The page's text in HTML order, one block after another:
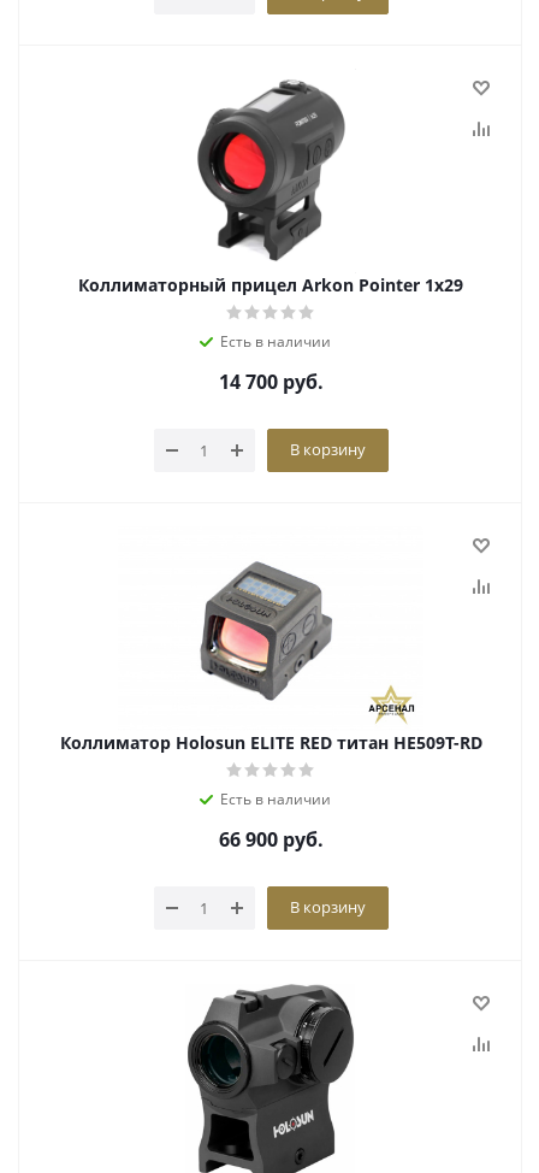
Коллиматорный прицел Arkon Pointer 1х29
Есть в наличии
14 700руб.
В корзину
Коллиматор Holosun ELITE RED титан HE509T-RD
Есть в наличии
66 900руб.
В корзину